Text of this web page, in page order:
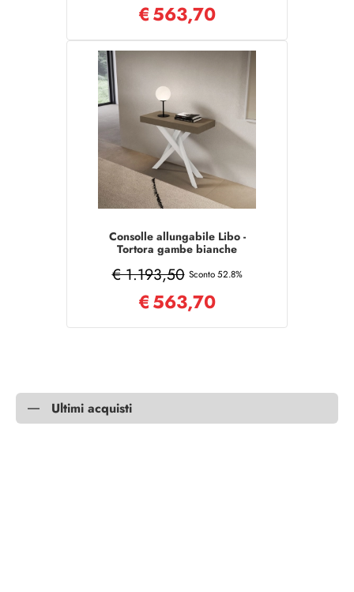
€563,70
Consolle allungabile Libo -
Tortora gambe bianche
€ 1.193,50 Sconto 52.8%
€563,70
Ultimi acquisti